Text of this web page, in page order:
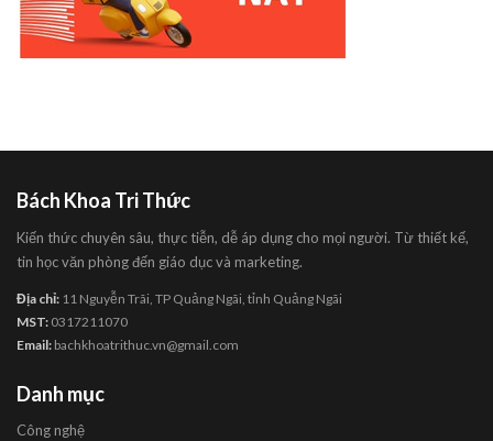
Bách Khoa Tri Thức
Kiến thức chuyên sâu, thực tiễn, dễ áp dụng cho mọi người. Từ thiết kế,
tin học văn phòng đến giáo dục và marketing.
Địa chỉ: 11 Nguyễn Trãi, TP Quảng Ngãi, tỉnh Quảng Ngãi
MST: 0317211070
Email: bachkhoatrithuc.vn@gmail.com
Danh mục
Công nghệ